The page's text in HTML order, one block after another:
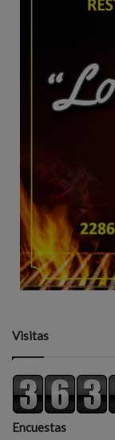
Visitas
Encuestas